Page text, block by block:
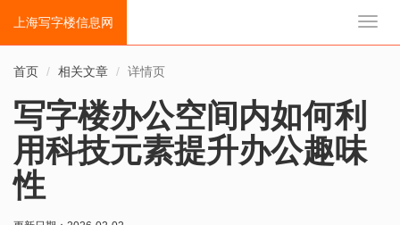
切
上海写字楼信息网
首页 相关文章 详情页
写字楼办公空间内如何利
用科技元素提升办公趣味
性